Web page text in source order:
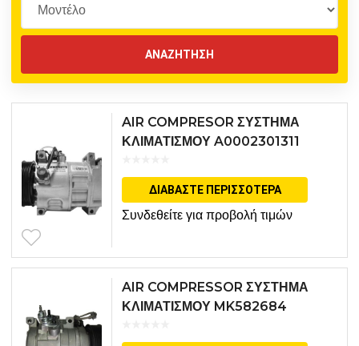
AIR COMPRESOR ΣΥΣΤΗΜΑ
ΚΛΙΜΑΤΙΣΜΟΥ A0002301311
ΔΙΑΒΆΣΤΕ ΠΕΡΙΣΣΌΤΕΡΑ
Συνδεθείτε για προβολή τιμών
AIR COMPRESSOR ΣΥΣΤΗΜΑ
ΚΛΙΜΑΤΙΣΜΟΥ MK582684